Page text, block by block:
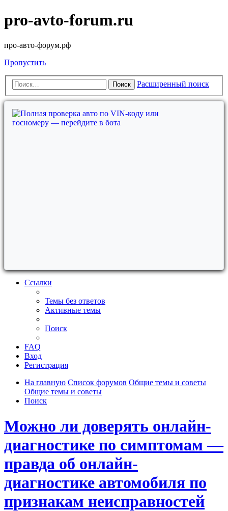
pro-avto-forum.ru
про-авто-форум.рф
Пропустить
Поиск Расширенный поиск
Ссылки
Темы без ответов
Активные темы
Поиск
FAQ
Вход
Регистрация
На главную Список форумов Общие темы и советы
Общие темы и советы
Поиск
Можно ли доверять онлайн-
диагностике по симптомам —
правда об онлайн-
диагностике автомобиля по
признакам неисправностей